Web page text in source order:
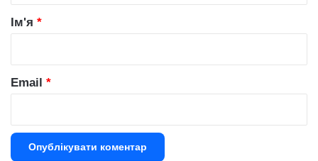
т
о
р
Ім'я *
Email *